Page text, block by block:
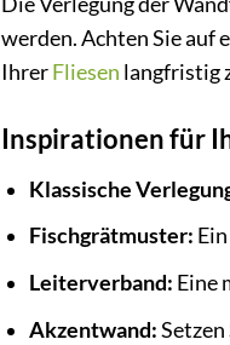
werden. Achten Sie auf
IhrerFliesen langfristig
Inspirationen für
Klassische
Fischgrätmuster:
Leiterverband: Eine
Akzentwand: